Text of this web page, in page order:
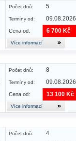
5
Počet dnů:
09.08.2026
Termíny od:
6 700 Kč
Cena od:
Více informací
8
Počet dnů:
09.08.2026
Termíny od:
13 100 Kč
Cena od:
Více informací
4
Počet dnů: